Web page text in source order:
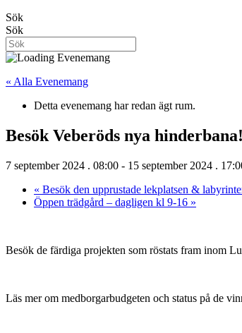
Sök
Sök
« Alla Evenemang
Detta evenemang har redan ägt rum.
Besök Veberöds nya hinderbana!
7 september 2024 . 08:00 - 15 september 2024 .
« Besök den upprustade lekplatsen &
Öppen trädgård – dagligen kl 9-16 »
Besök de färdiga projekten som röstats fram inom
Läs mer om medborgarbudgeten och status på de